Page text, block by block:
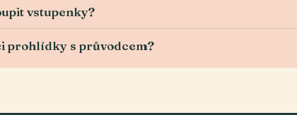
vstupenky?
prohlídky s průvodcem?